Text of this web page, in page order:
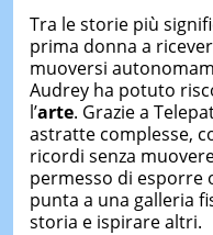
Tra le storie più
prima donna a
muoversi
Audrey ha potuto
l’arte. Grazie a
astratte complesse,
ricordi senza
permesso di esporre
punta a una galleria
storia e ispirare altri.